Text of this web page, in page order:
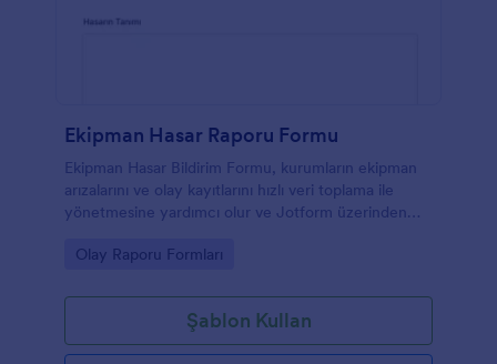
Ekipman Hasar Raporu Formu
Ekipman Hasar Bildirim Formu, kurumların ekipman
arızalarını ve olay kayıtlarını hızlı veri toplama ile
yönetmesine yardımcı olur ve Jotform üzerinden
kolaylaştırır.
Go to Category:
Olay Raporu Formları
Şablon Kullan